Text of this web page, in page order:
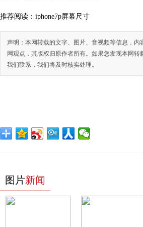
推荐阅读： iphone7p屏幕尺寸
声明：本网转载的文字、图片、音视频等信息，内
网观点，其版权归原作者所有。如果您发现本网
我们联系，我们将及时核实处理。
图片新闻